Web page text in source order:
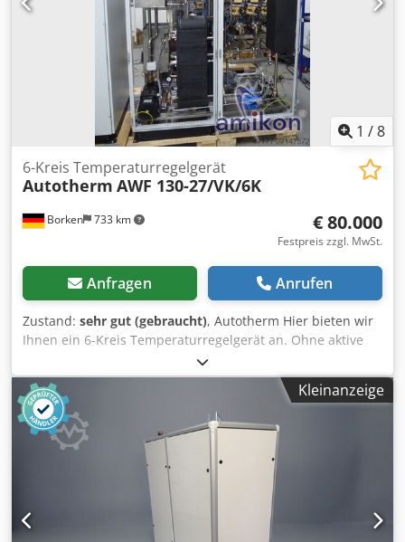
1 /8
Borken 733 km
6-Kreis Temperaturregelgerät
Autotherm AWF 130-27/VK/6K
€ 80.000
Festpreis zzgl. MwSt.
Anfragen Anrufen
Zustand: sehr gut (gebraucht), Autotherm Hier bieten wir
Ihnen ein 6-Kreis Temperaturregelgerät an. Ohne aktive
Kältemaschine! Dksdpfx Akszd Rtyszor Gemäß beiliegender
technischer Kurzbeschreibung: Temperaturbereich: -40°C
… +85°C (erweiterter Temperaturbereich -40°C…+130°C)
verstärkte Heizleisttung 27 kW anstelle 18 kW mit 1x
Temperaturregelung im Hauptstrang enthalten mit 6x
Temperaturmessung im jeweiligen Vorlauf enthalten mit
6x Temperaturmessung im jeweiligen Rücklauf enthalten
mit 6x Volumenstrom- und Druckmessung im jeweiligen
Vorlauf enthalten mit 6x Volumenstrom- und
Druckregelung enthalten 1l/min .. 12 l/min sowie 0,1 bar …
Kleinanzeige